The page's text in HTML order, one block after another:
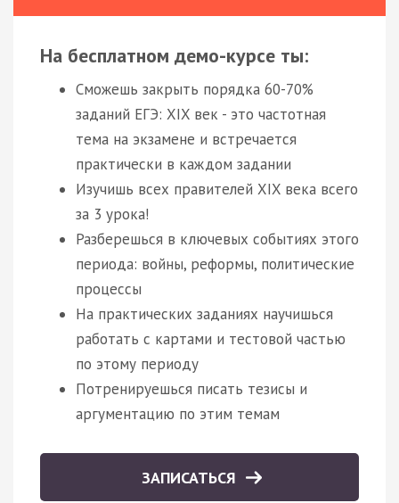
На бесплатном демо-курсе ты:
Сможешь закрыть порядка 60-70%
заданий ЕГЭ: XIX век - это частотная
тема на экзамене и встречается
практически в каждом задании
Изучишь всех правителей XIX века всего
за 3 урока!
Разберешься в ключевых событиях этого
периода: войны, реформы, политические
процессы
На практических заданиях научишься
работать с картами и тестовой частью
по этому периоду
Потренируешься писать тезисы и
аргументацию по этим темам
ЗАПИСАТЬСЯ